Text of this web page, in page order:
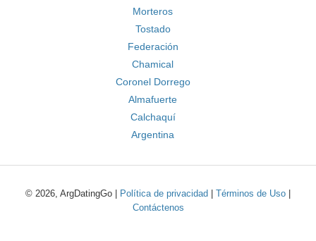
Morteros
Tostado
Federación
Chamical
Coronel Dorrego
Almafuerte
Calchaquí
Argentina
© 2026, ArgDatingGo | Política de privacidad Términos de Uso
Contáctenos